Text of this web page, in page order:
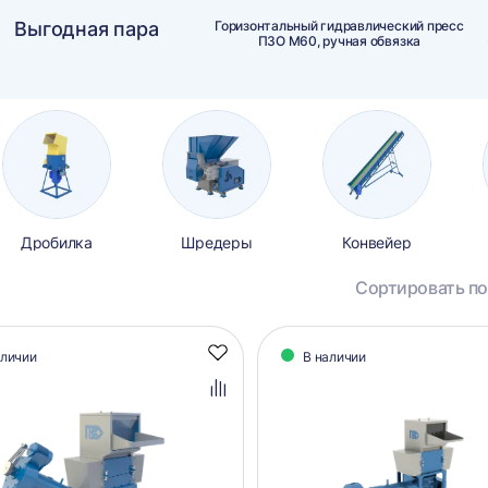
Выгодная пара
Горизонтальный гидравлический пресс
ПЗО М60, ручная обвязка
Дробилка Шредеры Конвейер
Сортировать
Добавить
в
избранное
Добавить
В наличии